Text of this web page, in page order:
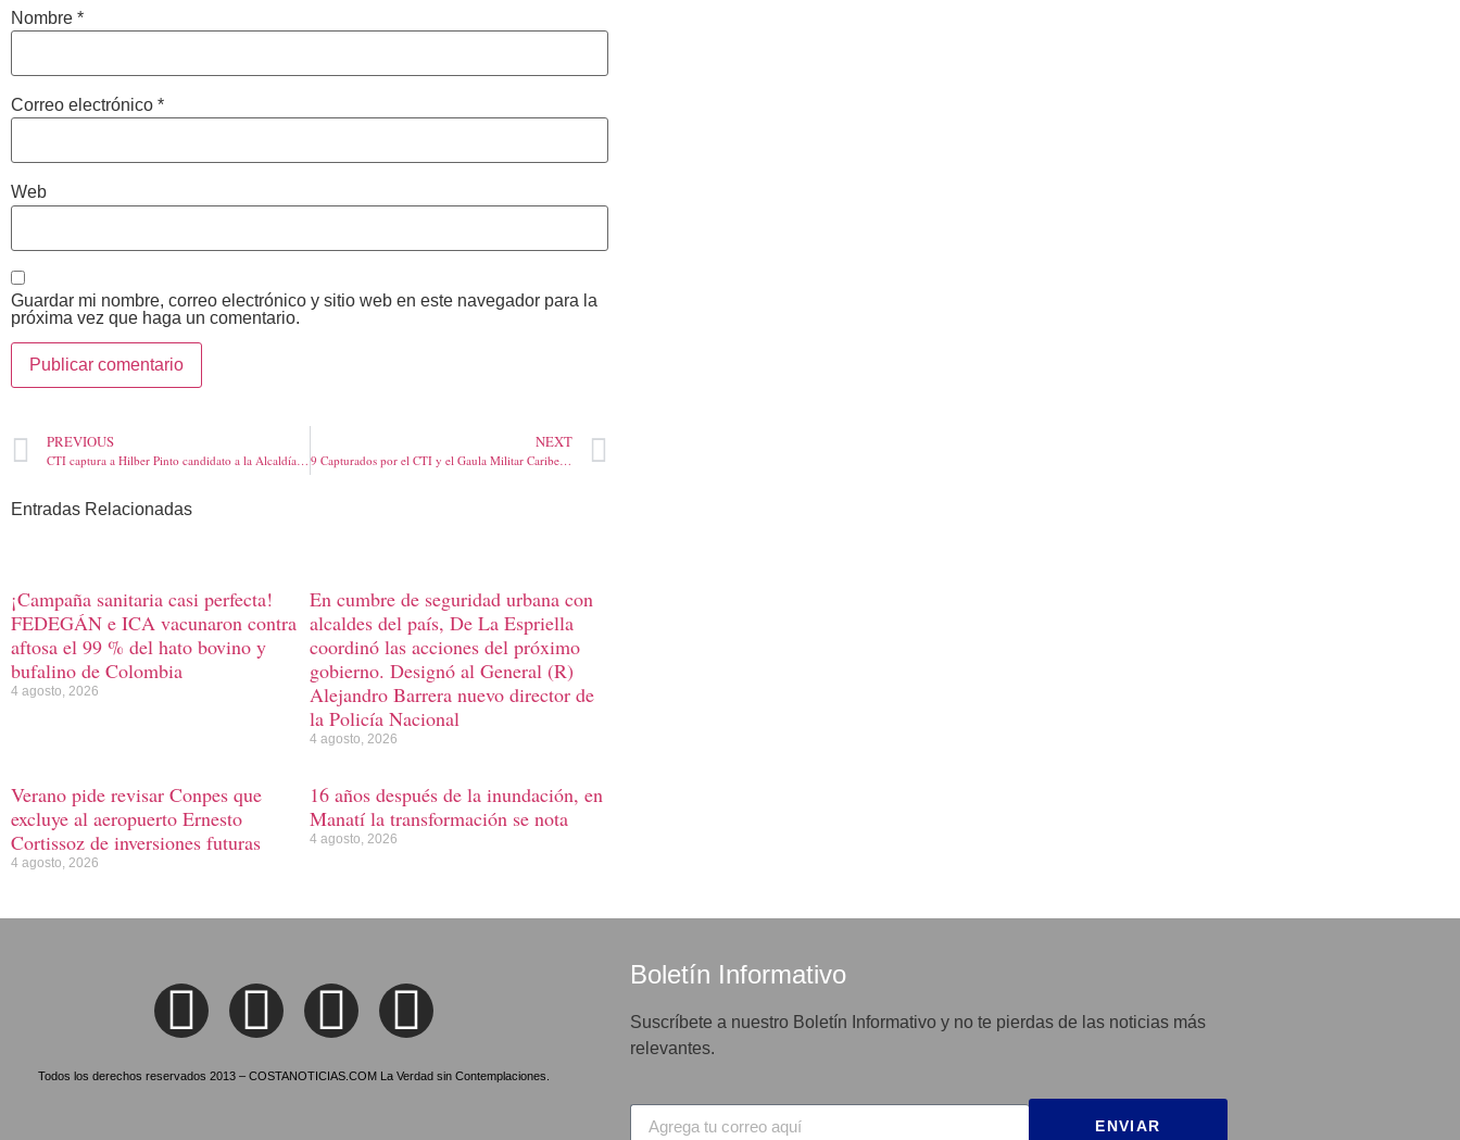
Nombre *
Correo electrónico *
Web
Guardar mi nombre, correo electrónico y sitio web en este navegador para la
próxima vez que haga un comentario.
PREVIOUS
CTI captura a Hilber Pinto candidato a la Alcaldía de Maicao y dos exfuncionarios de la alcaldía de Albania, La Guajira, y un contratista
NEXT
9 Capturados por el CTI y el Gaula Militar Caribe acusados de sacar cocaína por los puertos del Caribe
Entradas Relacionadas
¡Campaña sanitaria casi perfecta!
FEDEGÁN e ICA vacunaron contra
aftosa el 99 % del hato bovino y
bufalino de Colombia
4 agosto, 2026
En cumbre de seguridad urbana con
alcaldes del país, De La Espriella
coordinó las acciones del próximo
gobierno. Designó al General (R)
Alejandro Barrera nuevo director de
la Policía Nacional
4 agosto, 2026
Verano pide revisar Conpes que
excluye al aeropuerto Ernesto
Cortissoz de inversiones futuras
4 agosto, 2026
16 años después de la inundación, en
Manatí la transformación se nota
4 agosto, 2026
Todos los derechos reservados 2013 – COSTANOTICIAS.COM La Verdad sin Contemplaciones.
Boletín Informativo
Suscríbete a nuestro Boletín Informativo y no te pierdas de las noticias más
relevantes.
ENVIAR